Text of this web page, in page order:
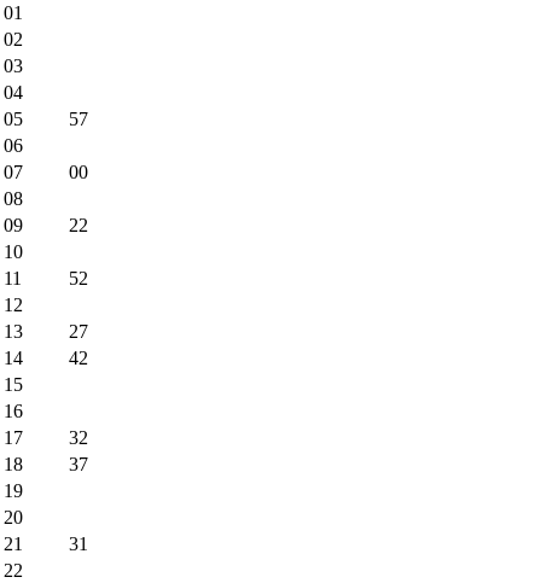
01
02
03
04
05
57
06
07
00
08
09
22
10
11
52
12
13
27
14
42
15
16
17
32
18
37
19
20
21
31
22